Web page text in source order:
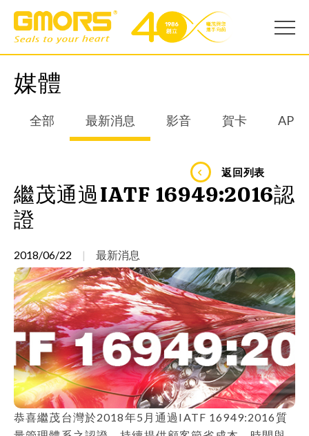
媒體
全部 最新消息 影音 賀卡 APP
返回列表
繼茂通過IATF 16949:2016認
證
2018/06/22 最新消息
恭喜繼茂台灣於2018年5月通過IATF 16949:2016質